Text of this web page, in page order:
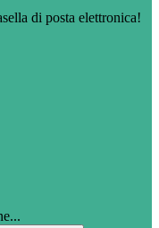
di posta elettronica!